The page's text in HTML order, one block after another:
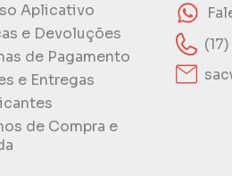
Aplicativo
e Devoluções
de Pagamento
e Entregas
de Compra e